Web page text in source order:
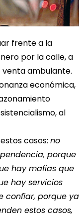
frente a la
por la calle, a
venta ambulante.
económica,
al
casos: no
porque
hay mafias que
hay servicios
confiar, porque ya
estos casos,